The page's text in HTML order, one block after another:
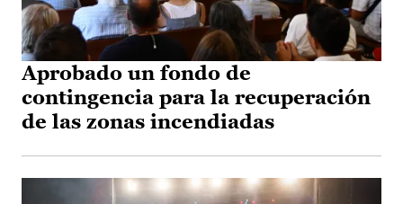
Aprobado un fondo de
contingencia para la recuperación
de las zonas incendiadas